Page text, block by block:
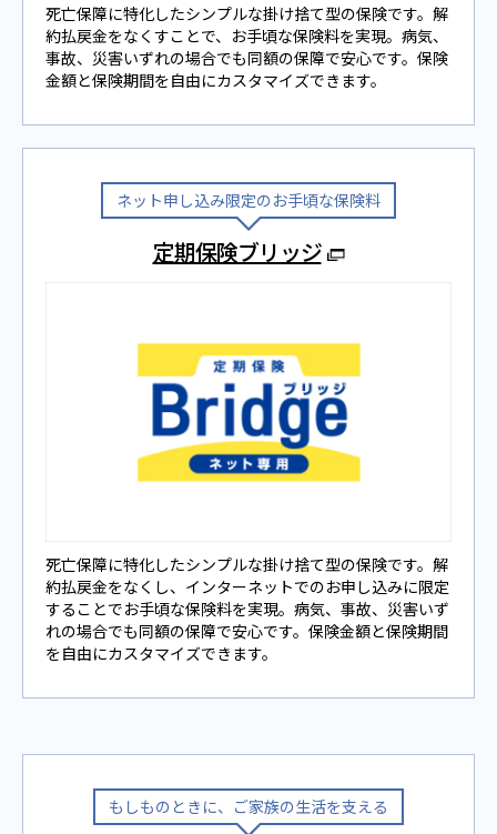
死亡保障に特化したシンプルな掛け捨て型の保険です。解
約払戻⾦をなくすことで、お手頃な保険料を実現。病気、
事故、災害いずれの場合でも同額の保障で安⼼です。保険
⾦額と保険期間を⾃由にカスタマイズできます。
ネット申し込み限定のお⼿頃な保険料
定期保険ブリッジ
死亡保障に特化したシンプルな掛け捨て型の保険です。解
約払戻⾦をなくし、インターネットでのお申し込みに限定
することでお手頃な保険料を実現。病気、事故、災害いず
れの場合でも同額の保障で安⼼です。保険⾦額と保険期間
を⾃由にカスタマイズできます。
もしものときに、ご家族の⽣活を⽀える